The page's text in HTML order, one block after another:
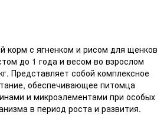
корм с ягненком и рисом для щенков
до 1 года и весом во взрослом
Представляет собой комплексное
обеспечивающее питомца
и микроэлементами при особых
в период роста и развития.